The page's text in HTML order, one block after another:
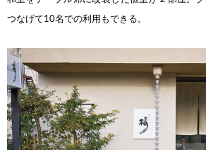
つなげて10名での利用もできる。